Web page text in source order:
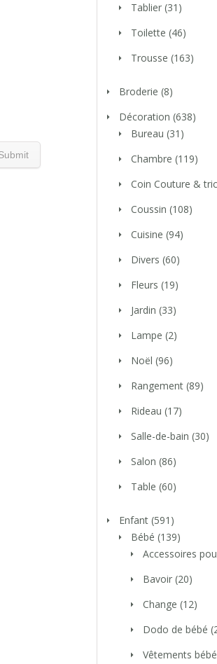
Tablier (31)
Toilette (46)
Trousse (163)
Broderie (8)
Décoration (638)
Bureau (31)
Chambre (119)
Coin Couture &
Coussin (108)
Cuisine (94)
Divers (60)
Fleurs (19)
Jardin (33)
Lampe (2)
Noël (96)
Rangement (89)
Rideau (17)
Salle-de-bain (30)
Salon (86)
Table (60)
Enfant (591)
Bébé (139)
Accessoires
Bavoir (20)
Change (12)
Dodo de bébé
Vêtements bébé